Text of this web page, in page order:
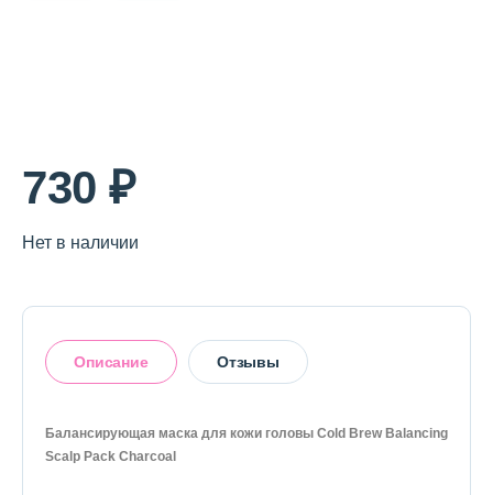
Доставка и оплата
Политика конфиденциальности
+7 (996) 962 69 66
730 ₽
Нет в наличии
Описание Отзывы
Балансирующая маска для кожи головы Cold Brew Balancing
Scalp Pack Charcoal